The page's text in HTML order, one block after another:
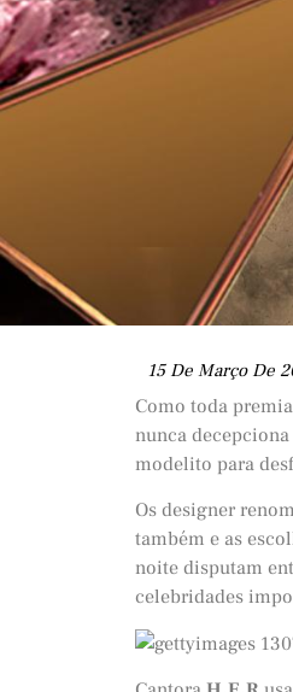
15 De Março De
Como toda
nunca
modelito para
Os designer
também e as
noite disputam
celebridades